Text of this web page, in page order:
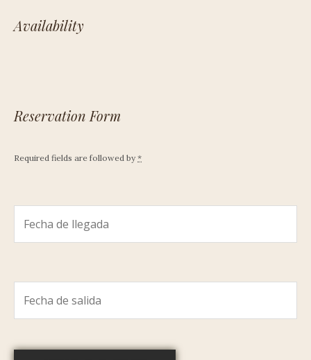
Availability
Reservation Form
Required fields are followed by *